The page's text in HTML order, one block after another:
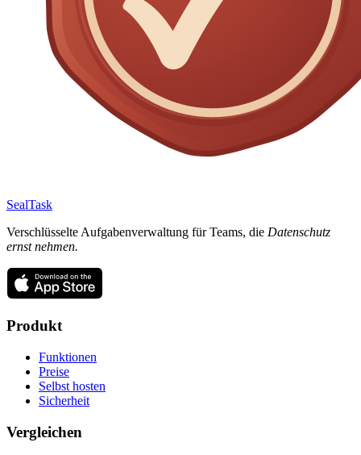
SealTask
Verschlüsselte Aufgabenverwaltung für Teams, die Datenschutz
ernst nehmen.
Produkt
Funktionen
Preise
Selbst hosten
Sicherheit
Vergleichen